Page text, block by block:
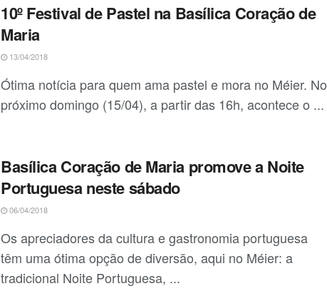
10º Festival de Pastel na Basílica Coração de
Maria
13/04/2018
Ótima notícia para quem ama pastel e mora no Méier. No
próximo domingo (15/04), a partir das 16h, acontece o ...
Basílica Coração de Maria promove a Noite
Portuguesa neste sábado
06/04/2018
Os apreciadores da cultura e gastronomia portuguesa
têm uma ótima opção de diversão, aqui no Méier: a
tradicional Noite Portuguesa, ...